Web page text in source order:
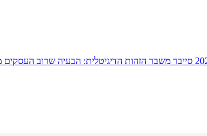
סייבר משבר הזהות הדיגיטלית: הבעיה שרוב